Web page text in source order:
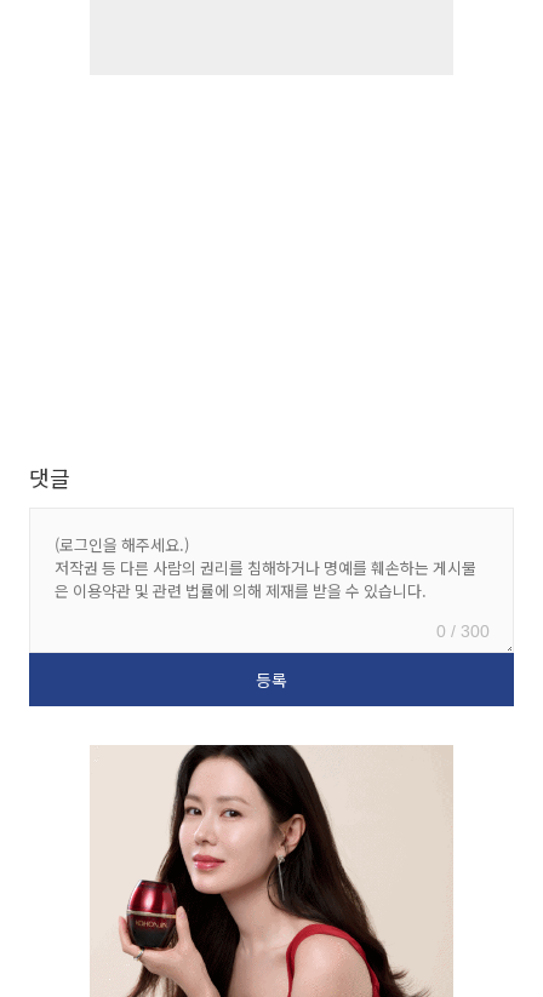
댓글
0 / 300